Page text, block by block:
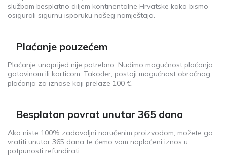
službom besplatno diljem kontinentalne Hrvatske kako bismo
osigurali sigurnu isporuku našeg namještaja.
Plaćanje pouzećem
Plaćanje unaprijed nije potrebno. Nudimo mogućnost plaćanja
gotovinom ili karticom. Također, postoji mogućnost obročnog
plaćanja za iznose koji prelaze 100 €.
Besplatan povrat unutar 365 dana
Ako niste 100% zadovoljni naručenim proizvodom, možete ga
vratiti unutar 365 dana te ćemo vam naplaćeni iznos u
potpunosti refundirati.